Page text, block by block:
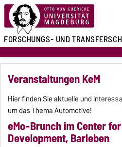
FORSCHUNGS- UND
Veranstaltungen KeM
Hier finden Sie aktuelle und
um das Thema Automotive!
eMo-Brunch im Center
Development, Barleben